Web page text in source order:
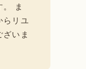
。 ま
らリユ
いま